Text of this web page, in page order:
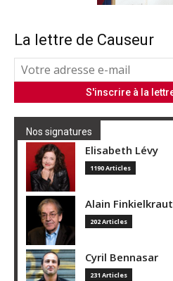
La lettre de Causeur
Nos signatures
Elisabeth Lévy
1190 Articles
Alain Finkielkraut
202 Articles
Cyril Bennasar
231 Articles